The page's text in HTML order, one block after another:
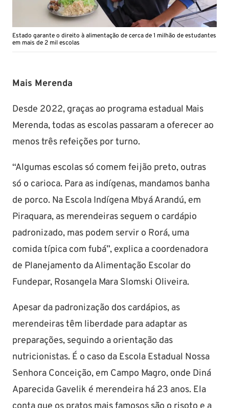
Estado garante o direito à alimentação de cerca de 1 milhão de estudantes
em mais de 2 mil escolas
Mais Merenda
Desde 2022, graças ao programa estadual Mais
Merenda, todas as escolas passaram a oferecer ao
menos três refeições por turno.
“Algumas escolas só comem feijão preto, outras
só o carioca. Para as indígenas, mandamos banha
de porco. Na Escola Indígena Mbyá Arandú, em
Piraquara, as merendeiras seguem o cardápio
padronizado, mas podem servir o Rorá, uma
comida típica com fubá”, explica a coordenadora
de Planejamento da Alimentação Escolar do
Fundepar, Rosangela Mara Slomski Oliveira.
Apesar da padronização dos cardápios, as
merendeiras têm liberdade para adaptar as
preparações, seguindo a orientação das
nutricionistas. É o caso da Escola Estadual Nossa
Senhora Conceição, em Campo Magro, onde Diná
Aparecida Gavelik é merendeira há 23 anos. Ela